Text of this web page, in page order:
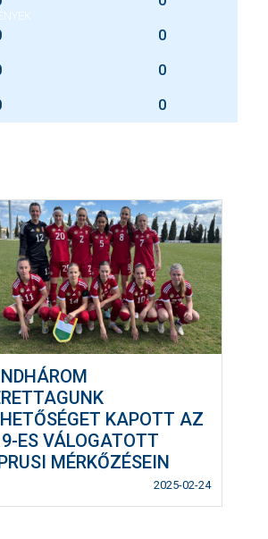
0
0
0
KAPOTT AZ
ES VÁLOGATOTT
MÉRKŐZÉSEIN
2025-02-24